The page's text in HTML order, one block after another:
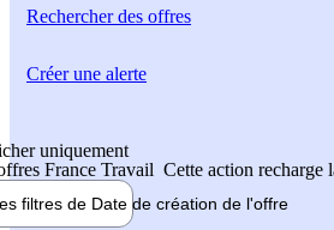
Rechercherdes offres
uniquement
France Travail Cette action recharge
filtres de Date de création de l'offre
Créer une alerte